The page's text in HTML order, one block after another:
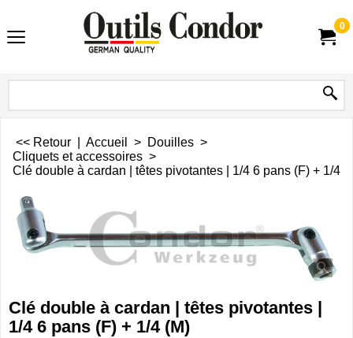
0
<< Retour Accueil > Douilles >
Cliquets et accessoires >
Clé double à cardan | têtes pivotantes | 1/4 6 pans (F) + 1/4
Clé double à cardan | têtes pivotantes |
1/4 6 pans (F) + 1/4 (M)